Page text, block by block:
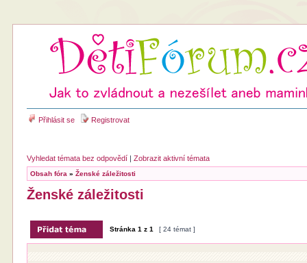
Přihlásit se Registrovat
Vyhledat témata bez odpovědí |Zobrazit aktivní témata
Obsah fóra »Ženské záležitosti
Ženské záležitosti
Stránka1 z1 [ 24 témat ]